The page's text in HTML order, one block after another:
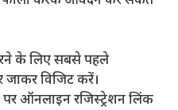
के लिए सबसे पहले
विजिट करें।
ऑनलाइन रजिस्ट्रेशन लिंक